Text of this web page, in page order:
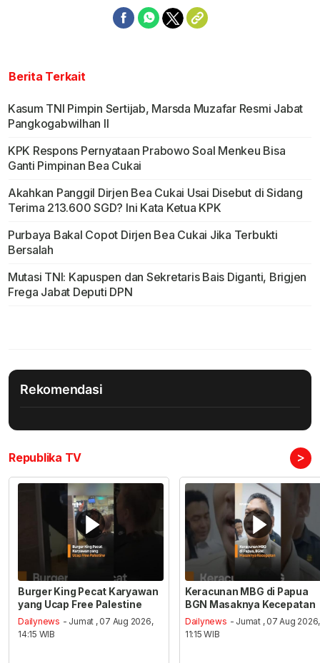
Berita Terkait
Kasum TNI Pimpin Sertijab, Marsda Muzafar Resmi Jabat
Pangkogabwilhan II
KPK Respons Pernyataan Prabowo Soal Menkeu Bisa
Ganti Pimpinan Bea Cukai
Akahkan Panggil Dirjen Bea Cukai Usai Disebut di Sidang
Terima 213.600 SGD? Ini Kata Ketua KPK
Purbaya Bakal Copot Dirjen Bea Cukai Jika Terbukti
Bersalah
Mutasi TNI: Kapuspen dan Sekretaris Bais Diganti, Brigjen
Frega Jabat Deputi DPN
Rekomendasi
Republika TV >
Burger King Pecat Karyawan
yang Ucap Free Palestine
Dailynews - Jumat , 07 Aug 2026,
14:15 WIB
Keracunan MBG di Papua
BGN Masaknya Kecepatan
Dailynews - Jumat , 07 Aug 2026,
11:15 WIB